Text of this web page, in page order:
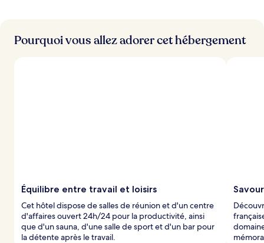
e
u
s
v
Pourquoi vous allez adorer cet hébergement
Équilibre entre travail et loisirs
Cet hôtel dispose de salles de réunion et d'un centre
d'affaires ouvert 24h/24 pour la productivité, ainsi
que d'un sauna, d'une salle de sport et d'un bar pour
la détente après le travail.